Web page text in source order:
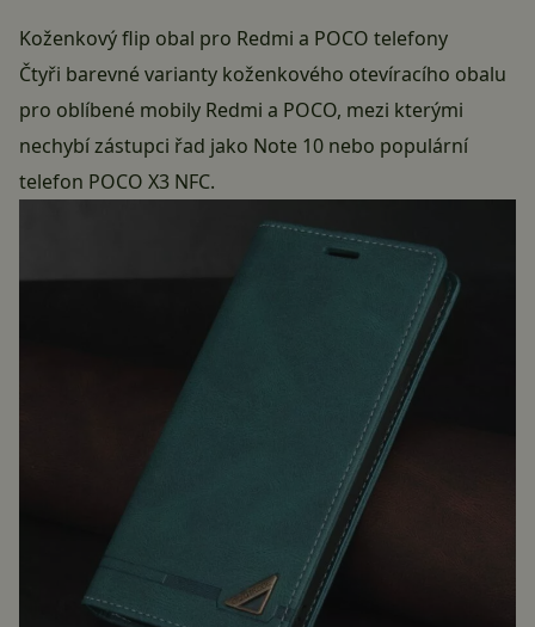
Koženkový flip obal pro Redmi a POCO telefony
Čtyři barevné varianty koženkového otevíracího obalu
pro oblíbené mobily Redmi a POCO, mezi kterými
nechybí zástupci řad jako Note 10 nebo populární
telefon POCO X3 NFC.